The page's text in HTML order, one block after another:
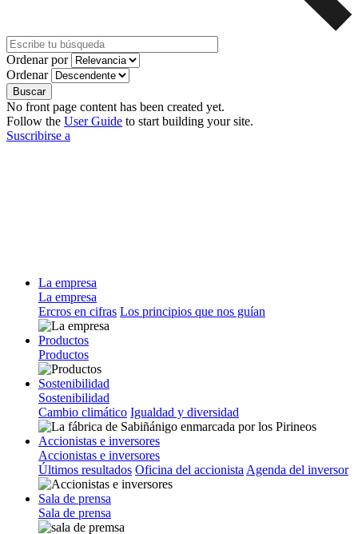
Ordenar por
Ordenar
No front page content has been created yet.
Follow the User Guide to start building your site.
Suscribirse a
La empresa
La empresa
Ercros en cifras Los principios que nos guían
Productos
Productos
Sostenibilidad
Sostenibilidad
Cambio climático Igualdad y diversidad
Accionistas e inversores
Accionistas e inversores
Últimos resultados Oficina del accionista Agenda del inversor
Sala de prensa
Sala de prensa